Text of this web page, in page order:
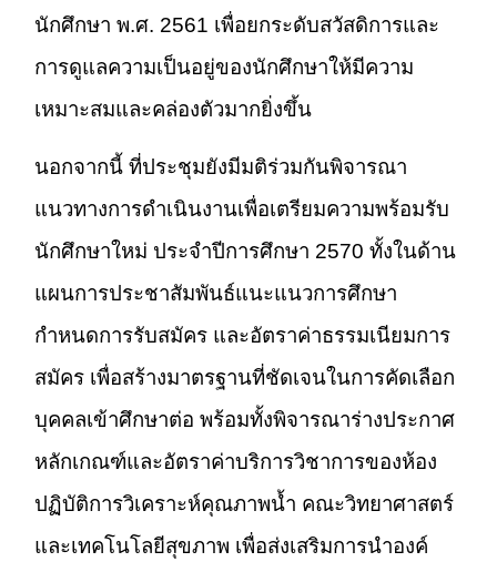
นักศึกษา พ.ศ. 2561 เพื่อยกระดับสวัสดิการและ
การดูแลความเป็นอยู่ของนักศึกษาให้มีความ
เหมาะสมและคล่องตัวมากยิ่งขึ้น
นอกจากนี้ ที่ประชุมยังมีมติร่วมกันพิจารณา
แนวทางการดำเนินงานเพื่อเตรียมความพร้อมรับ
นักศึกษาใหม่ ประจำปีการศึกษา 2570 ทั้งในด้าน
แผนการประชาสัมพันธ์แนะแนวการศึกษา
กำหนดการรับสมัคร และอัตราค่าธรรมเนียมการ
สมัคร เพื่อสร้างมาตรฐานที่ชัดเจนในการคัดเลือก
บุคคลเข้าศึกษาต่อ พร้อมทั้งพิจารณาร่างประกาศ
หลักเกณฑ์และอัตราค่าบริการวิชาการของห้อง
ปฏิบัติการวิเคราะห์คุณภาพน้ำ คณะวิทยาศาสตร์
และเทคโนโลยีสุขภาพ เพื่อส่งเสริมการนำองค์